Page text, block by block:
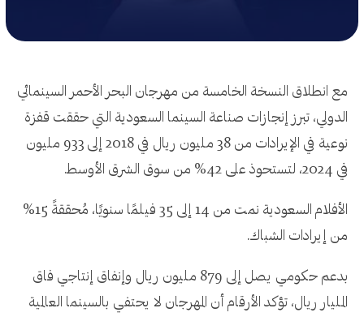
مع انطلاق النسخة الخامسة من مهرجان البحر الأحمر السينمائي
الدولي، تبرز إنجازات صناعة السينما السعودية التي حققت قفزة
نوعية في الإيرادات من 38 مليون ريال في 2018 إلى 933 مليون
في 2024، لتستحوذ على 42% من سوق الشرق الأوسط.
الأفلام السعودية نمت من 14 إلى 35 فيلمًا سنويًا، مُحققةً 15%
من إيرادات الشباك.
بدعم حكومي يصل إلى 879 مليون ريال وإنفاق إنتاجي فاق
المليار ريال، تؤكد الأرقام أن المهرجان لا يحتفي بالسينما العالمية